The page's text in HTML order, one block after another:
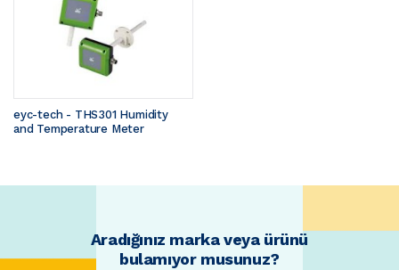
eyc-tech - THS301 Humidity
and Temperature Meter
Aradığınız marka veya ürünü
bulamıyor musunuz?